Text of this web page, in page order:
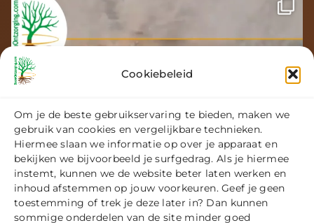
Cookiebeleid
Om je de beste gebruikservaring te bieden, maken we
gebruik van cookies en vergelijkbare technieken.
Hiermee slaan we informatie op over je apparaat en
bekijken we bijvoorbeeld je surfgedrag. Als je hiermee
instemt, kunnen we de website beter laten werken en
inhoud afstemmen op jouw voorkeuren. Geef je geen
toestemming of trek je deze later in? Dan kunnen
sommige onderdelen van de site minder goed